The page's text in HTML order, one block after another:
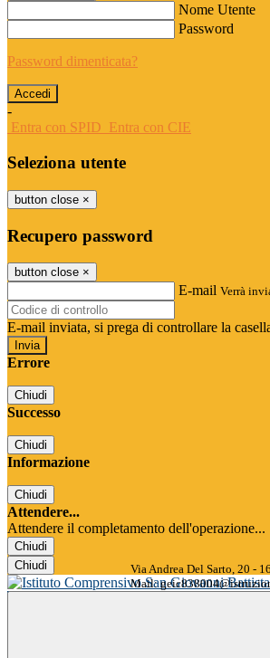
Nome Utente
Password
Password dimenticata?
-
Entra con SPID Entra con CIE
Seleziona utente
button close ×
Recupero password
button close ×
E-mail Verrà
E-mail inviata, si prega di controllare la
Errore
Chiudi
Successo
Chiudi
Informazione
Chiudi
Attendere...
Attendere il completamento dell'operazione...
Chiudi
Chiudi
Via Andrea Del Sarto, 20 -
Mail: